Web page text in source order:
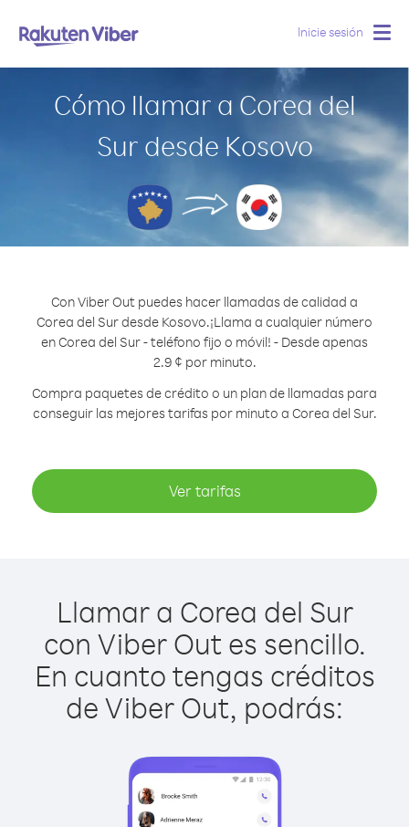
Inicie sesión
Cómo llamar a Corea del
Sur desde Kosovo
Con Viber Out puedes hacer llamadas de calidad a
Corea del Sur desde Kosovo.¡Llama a cualquier número
en Corea del Sur - teléfono fijo o móvil! - Desde apenas
2.9 ¢ por minuto.
Compra paquetes de crédito o un plan de llamadas para
conseguir las mejores tarifas por minuto a Corea del Sur.
Ver tarifas
Llamar a Corea del Sur
con Viber Out es sencillo.
En cuanto tengas créditos
de Viber Out, podrás: